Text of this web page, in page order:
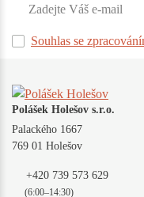
Souhlas se
Polášek Holešov s.r.o.
Palackého 1667
769 01 Holešov
+420 739 573 629
(6:00–14:30)